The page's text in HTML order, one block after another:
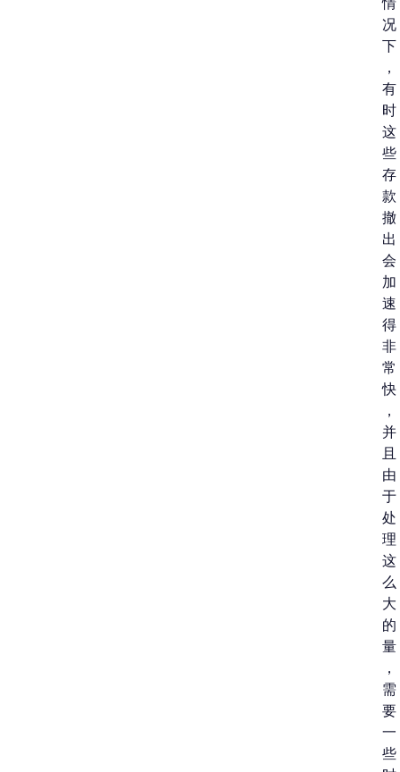
况
下
，
有
时
这
些
存
款
撤
出
会
加
速
得
非
常
快
，
并
且
由
于
处
理
这
么
大
的
量
，
需
要
一
些